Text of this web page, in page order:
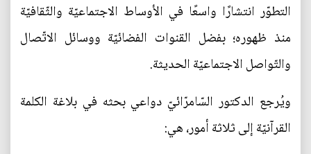
التطوّر انتشارًا واسعًا في الأوساط الاجتماعيّة والثّقافيّة
منذ ظهوره؛ بفضل القنوات الفضائيّة ووسائل الاتّصال
والتّواصل الاجتماعيّة الحديثة.
ويُرجع الدكتور السّامرّائيّ دواعي بحثه في بلاغة الكلمة
القرآنيّة إلى ثلاثة أمور، هي: